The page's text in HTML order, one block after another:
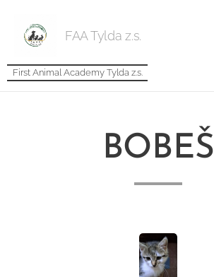
FAA Tylda z.s.
First Animal Academy Tylda z.s.
BOBEŠ